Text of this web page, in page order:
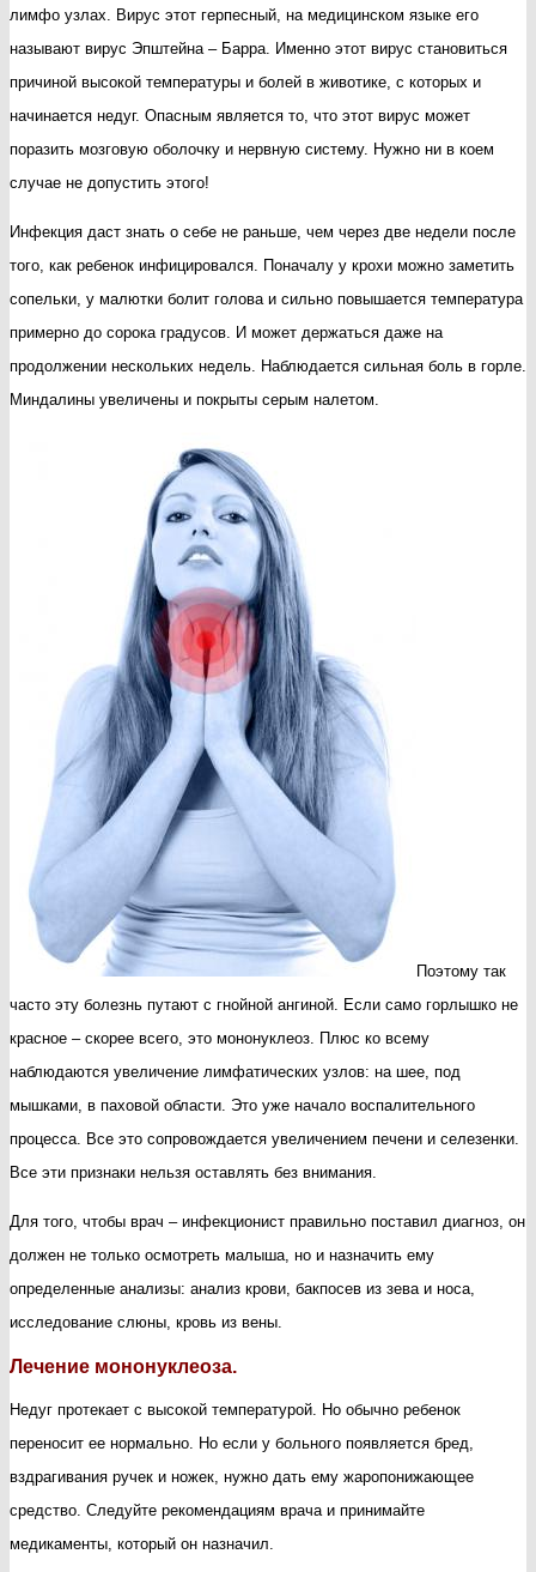
лимфо узлах. Вирус этот герпесный, на медицинском языке его
называют вирус Эпштейна – Барра. Именно этот вирус становиться
причиной высокой температуры и болей в животике, с которых и
начинается недуг. Опасным является то, что этот вирус может
поразить мозговую оболочку и нервную систему. Нужно ни в коем
случае не допустить этого!
Инфекция даст знать о себе не раньше, чем через две недели после
того, как ребенок инфицировался. Поначалу у крохи можно заметить
сопельки, у малютки болит голова и сильно повышается температура
примерно до сорока градусов. И может держаться даже на
продолжении нескольких недель. Наблюдается сильная боль в горле.
Миндалины увеличены и покрыты серым налетом.
Поэтому так
часто эту болезнь путают с гнойной ангиной. Если само горлышко не
красное – скорее всего, это мононуклеоз. Плюс ко всему
наблюдаются увеличение лимфатических узлов: на шее, под
мышками, в паховой области. Это уже начало воспалительного
процесса. Все это сопровождается увеличением печени и селезенки.
Все эти признаки нельзя оставлять без внимания.
Для того, чтобы врач – инфекционист правильно поставил диагноз, он
должен не только осмотреть малыша, но и назначить ему
определенные анализы: анализ крови, бакпосев из зева и носа,
исследование слюны, кровь из вены.
Лечение мононуклеоза.
Недуг протекает с высокой температурой. Но обычно ребенок
переносит ее нормально. Но если у больного появляется бред,
вздрагивания ручек и ножек, нужно дать ему жаропонижающее
средство. Следуйте рекомендациям врача и принимайте
медикаменты, который он назначил.